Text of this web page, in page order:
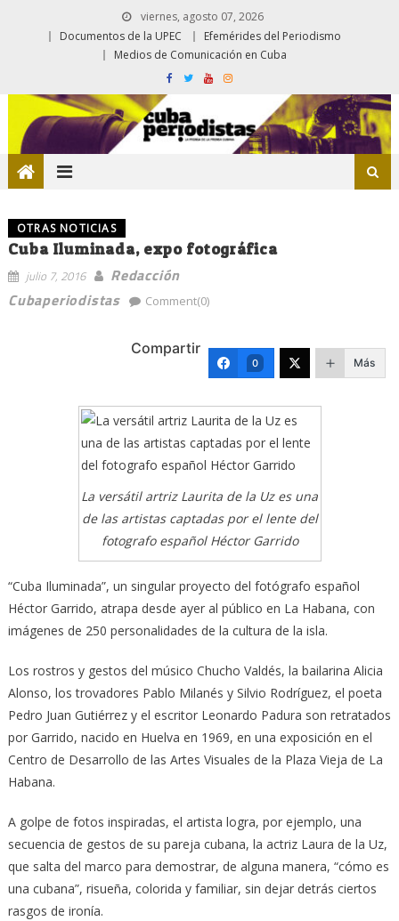
viernes, agosto 07, 2026
Documentos de la UPEC
Efemérides del Periodismo
Medios de Comunicación en Cuba
OTRAS NOTICIAS
Cuba Iluminada, expo fotográfica
julio 7, 2016
Redacción
Cubaperiodistas
Comment(0)
Compartir
0 Más
La versátil artriz Laurita de la Uz es una
de las artistas captadas por el lente del
fotografo español Héctor Garrido
“Cuba Iluminada”, un singular proyecto del fotógrafo español
Héctor Garrido, atrapa desde ayer al público en La Habana, con
imágenes de 250 personalidades de la cultura de la isla.
Los rostros y gestos del músico Chucho Valdés, la bailarina Alicia
Alonso, los trovadores Pablo Milanés y Silvio Rodríguez, el poeta
Pedro Juan Gutiérrez y el escritor Leonardo Padura son retratados
por Garrido, nacido en Huelva en 1969, en una exposición en el
Centro de Desarrollo de las Artes Visuales de la Plaza Vieja de La
Habana.
A golpe de fotos inspiradas, el artista logra, por ejemplo, una
secuencia de gestos de su pareja cubana, la actriz Laura de la Uz,
que salta del marco para demostrar, de alguna manera, “cómo es
una cubana”, risueña, colorida y familiar, sin dejar detrás ciertos
rasgos de ironía.